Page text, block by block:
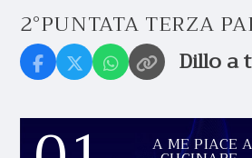
2°PUNTATA TERZA
Dillo a
A ME PIACE A